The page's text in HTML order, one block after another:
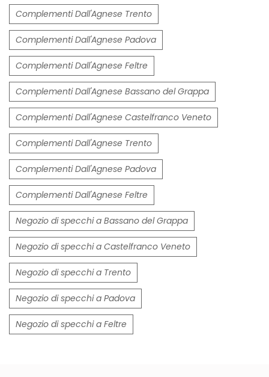
Complementi Dall'Agnese Trento
Complementi Dall'Agnese Padova
Complementi Dall'Agnese Feltre
Complementi Dall'Agnese Bassano del Grappa
Complementi Dall'Agnese Castelfranco Veneto
Complementi Dall'Agnese Trento
Complementi Dall'Agnese Padova
Complementi Dall'Agnese Feltre
Negozio di specchi a Bassano del Grappa
Negozio di specchi a Castelfranco Veneto
Negozio di specchi a Trento
Negozio di specchi a Padova
Negozio di specchi a Feltre